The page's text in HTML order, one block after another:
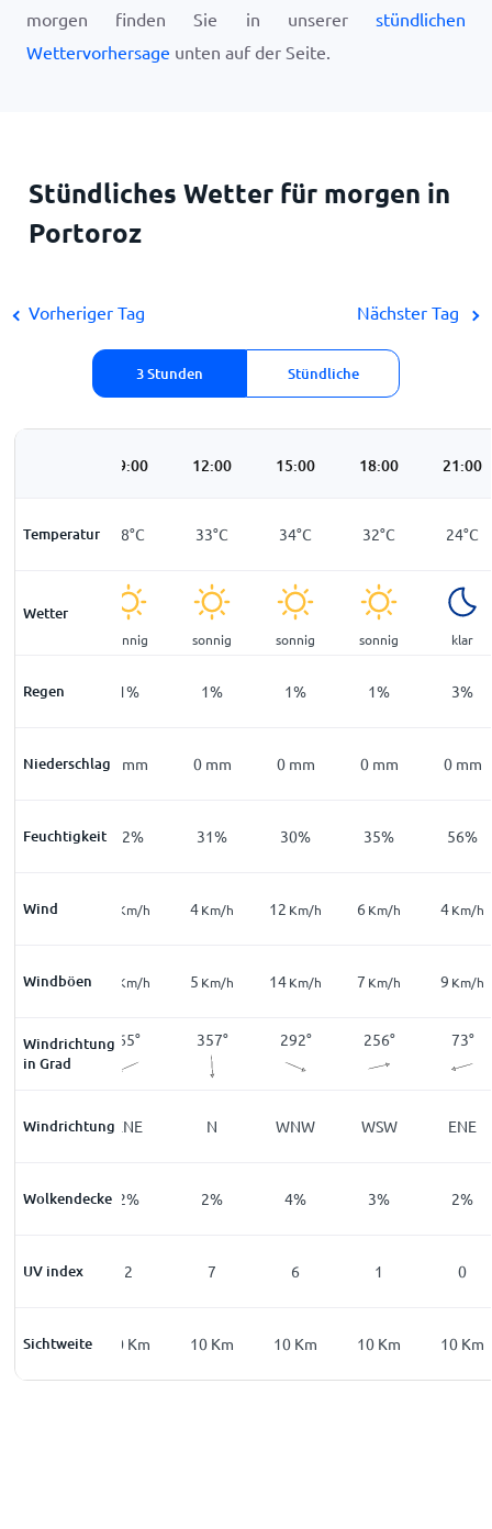
morgen finden Sie in unserer stündlichen
Wettervorhersage unten auf der Seite.
Stündliches Wetter für morgen in
Portoroz
Vorheriger Tag
3 Stunden Stündliche
Nächster Tag
09:00 12:00 15:00 18:00 21:00
Temperatur
20°C 28°C 33°C 34°C 32°C 24°C
Wetter
sonnig sonnig sonnig sonnig klar
Regen
3% 1% 1% 1% 1% 3%
Niederschlag
0 mm 0 mm 0 mm 0 mm 0 mm 0 mm
Feuchtigkeit
60% 42% 31% 30% 35% 56%
Wind
10Km/h Km/h 4Km/h 12 Km/h 6 Km/h 4Km/h
Windböen
22Km/h Km/h 5 Km/h 14Km/h 7 Km/h 9 Km/h
Windrichtung
in Grad
78° 65° 357° 292° 256° 73°
Windrichtung
ENE ENE N WNW WSW ENE
Wolkendecke
2% 2% 2% 4% 3% 2%
UV index
0 2 7 6 1 0
Sichtweite
10Km 10 Km 10 Km 10 Km 10 Km 10 Km